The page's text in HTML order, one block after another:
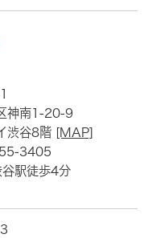
神南1-20-9
渋谷8階 [MAP]
3405
駅徒歩4分